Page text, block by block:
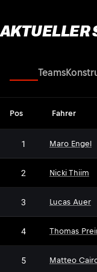
AKTUELLER
Teams
Pos Fahrer
1 Maro Engel
2 Nicki Thiim
3 Lucas Auer
4 Thomas
5 Matteo